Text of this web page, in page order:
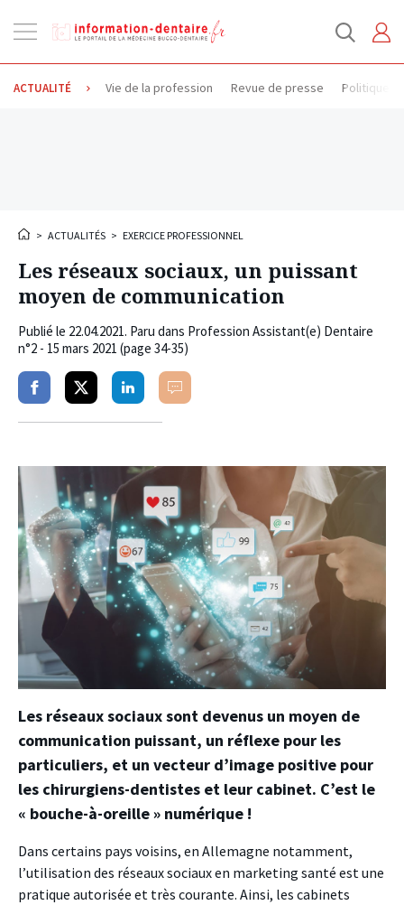
la
navigation
ACTUALITÉ Vie de la profession Revue de presse Politique
> ACTUALITÉS > EXERCICE PROFESSIONNEL
Les réseaux sociaux, un puissant
moyen de communication
Publié le 22.04.2021. Paru dans Profession Assistant(e) Dentaire
n°2 - 15 mars 2021 (page 34-35)
PartagerPartagerPartagerCommenter
Les réseaux sociaux sont devenus un moyen de
communication puissant, un réflexe pour les
particuliers, et un vecteur d’image positive pour
les chirurgiens-dentistes et leur cabinet. C’est le
« bouche-à-oreille » numérique !
Dans certains pays voisins, en Allemagne notamment,
l’utilisation des réseaux sociaux en marketing santé est une
pratique autorisée et très courante. Ainsi, les cabinets